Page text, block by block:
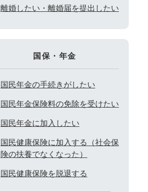
離婚したい・離婚届を提出したい
国保・年金
国民年金の手続きがしたい
国民年金保険料の免除を受けたい
国民年金に加入したい
国民健康保険に加入する（社会保
険の扶養でなくなった）
国民健康保険を脱退する